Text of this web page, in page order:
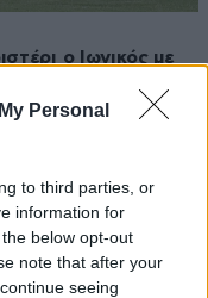
Personal
to third parties, or
information for
below opt-out
note that after your
seeing
ο Ιωνικός με